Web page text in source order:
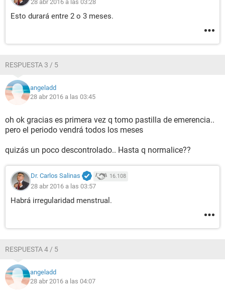
28 abr 2016 a las 03:28
Esto durará entre 2 o 3 meses.
RESPUESTA 3 / 5
angeladd
28 abr 2016 a las 03:45
oh ok gracias es primera vez q tomo pastilla de emerencia..
pero el periodo vendrá todos los meses
quizás un poco descontrolado.. Hasta q normalice??
Dr. Carlos Salinas 16.108
28 abr 2016 a las 03:57
Habrá irregularidad menstrual.
RESPUESTA 4 / 5
angeladd
28 abr 2016 a las 04:07